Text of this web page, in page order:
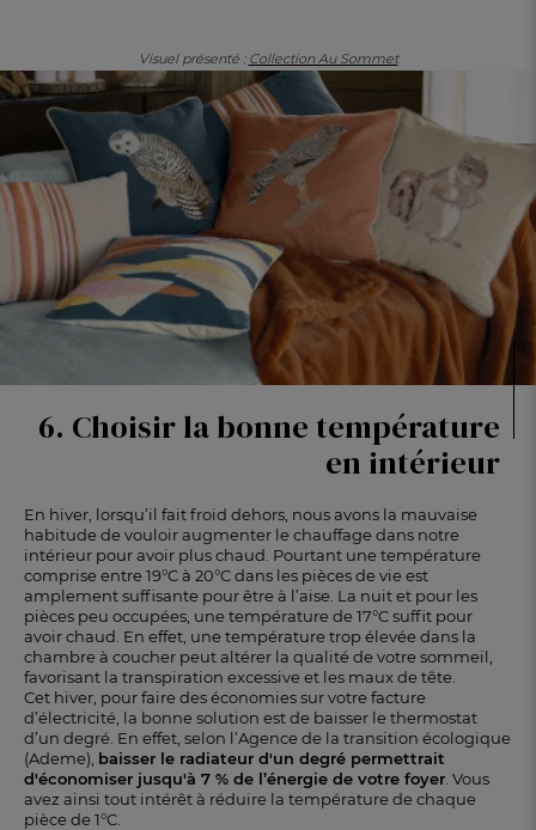
Visuel présenté : Collection Au Sommet
6. Choisir la bonne température
en intérieur
En hiver, lorsqu’il fait froid dehors, nous avons la mauvaise
habitude de vouloir augmenter le chauffage dans notre
intérieur pour avoir plus chaud. Pourtant une température
comprise entre 19°C à 20°C dans les pièces de vie est
amplement suffisante pour être à l’aise. La nuit et pour les
pièces peu occupées, une température de 17°C suffit pour
avoir chaud. En effet, une température trop élevée dans la
chambre à coucher peut altérer la qualité de votre sommeil,
favorisant la transpiration excessive et les maux de tête.
Cet hiver, pour faire des économies sur votre facture
d’électricité, la bonne solution est de baisser le thermostat
d’un degré. En effet, selon l’Agence de la transition écologique
(Ademe), baisser le radiateur d'un degré permettrait
d'économiser jusqu'à 7 % de l’énergie de votre foyer . Vous
avez ainsi tout intérêt à réduire la température de chaque
pièce de 1°C.